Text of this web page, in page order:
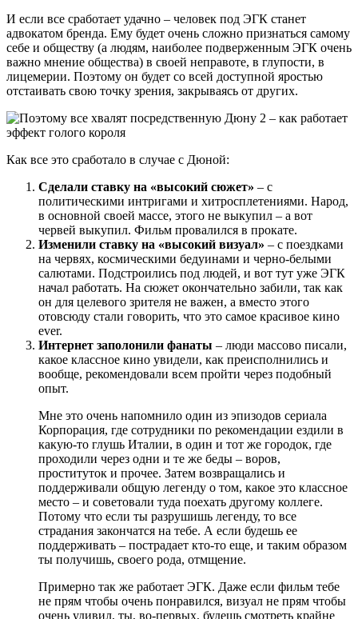
И если все сработает удачно – человек под ЭГК станет
адвокатом бренда. Ему будет очень сложно признаться самому
себе и обществу (а людям, наиболее подверженным ЭГК очень
важно мнение общества) в своей неправоте, в глупости, в
лицемерии. Поэтому он будет со всей доступной яростью
отстаивать свою точку зрения, закрываясь от других.
Как все это сработало в случае с Дюной:
Сделали ставку на «высокий сюжет» – с
политическими интригами и хитросплетениями. Народ,
в основной своей массе, этого не выкупил – а вот
червей выкупил. Фильм провалился в прокате.
Изменили ставку на «высокий визуал» – с поездками
на червях, космическими бедуинами и черно-белыми
салютами. Подстроились под людей, и вот тут уже ЭГК
начал работать. На сюжет окончательно забили, так как
он для целевого зрителя не важен, а вместо этого
отовсюду стали говорить, что это самое красивое кино
ever.
Интернет заполонили фанаты – люди массово писали,
какое классное кино увидели, как преисполнились и
вообще, рекомендовали всем пройти через подобный
опыт.
Мне это очень напомнило один из эпизодов сериала
Корпорация, где сотрудники по рекомендации ездили в
какую-то глушь Италии, в один и тот же городок, где
проходили через одни и те же беды – воров,
проституток и прочее. Затем возвращались и
поддерживали общую легенду о том, какое это классное
место – и советовали туда поехать другому коллеге.
Потому что если ты разрушишь легенду, то все
страдания закончатся на тебе. А если будешь ее
поддерживать – пострадает кто-то еще, и таким образом
ты получишь, своего рода, отмщение.
Примерно так же работает ЭГК. Даже если фильм тебе
не прям чтобы очень понравился, визуал не прям чтобы
очень удивил, ты, во-первых, будешь смотреть крайне